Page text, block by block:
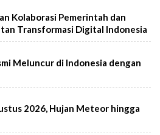
Kolaborasi Pemerintah dan
Transformasi Digital Indonesia
Meluncur di Indonesia dengan
2026, Hujan Meteor hingga